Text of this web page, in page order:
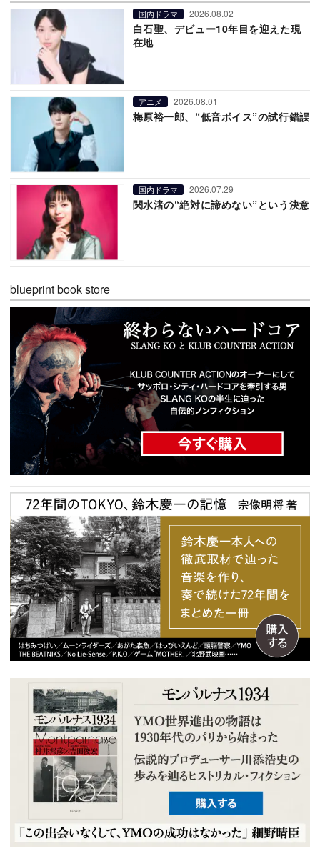
国内ドラマ 2026.08.02
白石聖、デビュー10年目を迎えた現
在地
アニメ 2026.08.01
梅原裕一郎、“低音ボイス”の試行錯誤
国内ドラマ 2026.07.29
関水渚の“絶対に諦めない”という決意
blueprint book store